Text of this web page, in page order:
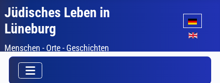
Jüdisches Leben in
Lüneburg
Menschen - Orte - Geschichten
Sprache